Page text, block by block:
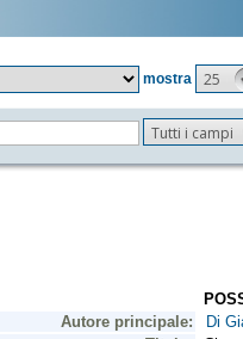
mostra
25
Tutti i campi